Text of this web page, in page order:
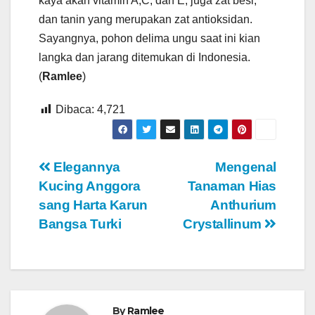
dan tanin yang merupakan zat antioksidan.
Sayangnya, pohon delima ungu saat ini kian
langka dan jarang ditemukan di Indonesia.
(Ramlee)
Dibaca: 4,721
Navigasi
pos
Mengenal
Tanaman Hias
Anthurium
Crystallinum
Elegannya
Kucing Anggora
sang Harta Karun
Bangsa Turki
ByRamlee